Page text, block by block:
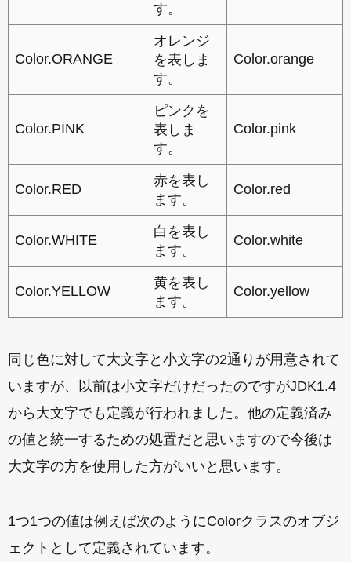
す。
Color.ORANGE
オレンジ
を表しま
す。
Color.orange
Color.PINK
ピンクを
表しま
す。
Color.pink
Color.RED
赤を表し
ます。
Color.red
Color.WHITE
白を表し
ます。
Color.white
Color.YELLOW
黄を表し
ます。
Color.yellow
同じ色に対して大文字と小文字の2通りが用意されて
いますが、以前は小文字だけだったのですがJDK1.4
から大文字でも定義が行われました。他の定義済み
の値と統一するための処置だと思いますので今後は
大文字の方を使用した方がいいと思います。
1つ1つの値は例えば次のようにColorクラスのオブジ
ェクトとして定義されています。